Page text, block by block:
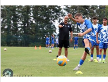
היום גר ולומד בעיר, אבל
אישי עבורו. במפגש
רפאל כהןמצא את הראש